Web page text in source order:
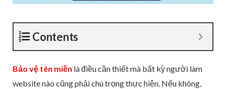
Contents
Bảo vệ tên miền là điều cần thiết mà bất kỳ người làm
website nào cũng phải chú trọng thực hiện. Nếu không,